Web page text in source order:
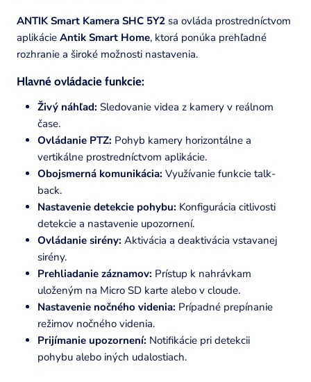
ANTIK Smart Kamera SHC 5Y2 sa ovláda prostredníctvom
aplikácie Antik Smart Home, ktorá ponúka prehľadné
rozhranie a široké možnosti nastavenia.
Hlavné ovládacie funkcie:
Živý náhľad: Sledovanie videa z kamery v reálnom
čase.
Ovládanie PTZ: Pohyb kamery horizontálne a
vertikálne prostredníctvom aplikácie.
Obojsmerná komunikácia: Využívanie funkcie talk-
back.
Nastavenie detekcie pohybu: Konfigurácia citlivosti
detekcie a nastavenie upozornení.
Ovládanie sirény: Aktivácia a deaktivácia vstavanej
sirény.
Prehliadanie záznamov: Prístup k nahrávkam
uloženým na Micro SD karte alebo v cloude.
Nastavenie nočného videnia: Prípadné prepínanie
režimov nočného videnia.
Prijímanie upozornení: Notifikácie pri detekcii
pohybu alebo iných udalostiach.